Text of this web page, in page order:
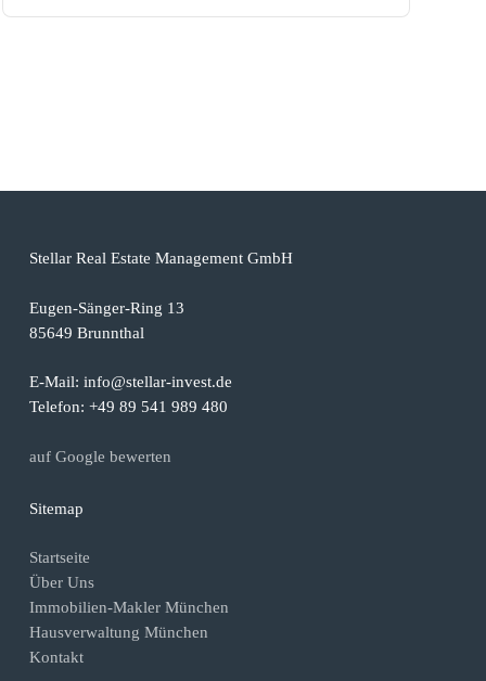
Stellar Real Estate Management GmbH
Eugen-Sänger-Ring 13
85649 Brunnthal
E-Mail: info@stellar-invest.de
Telefon: +49 89 541 989 480
auf Google bewerten
Sitemap
Startseite
Über Uns
Immobilien-Makler München
Hausverwaltung München
Kontakt